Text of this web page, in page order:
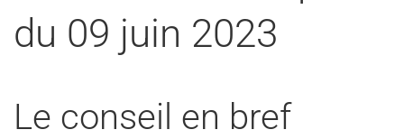
du 09 juin 2023
Le conseil en bref